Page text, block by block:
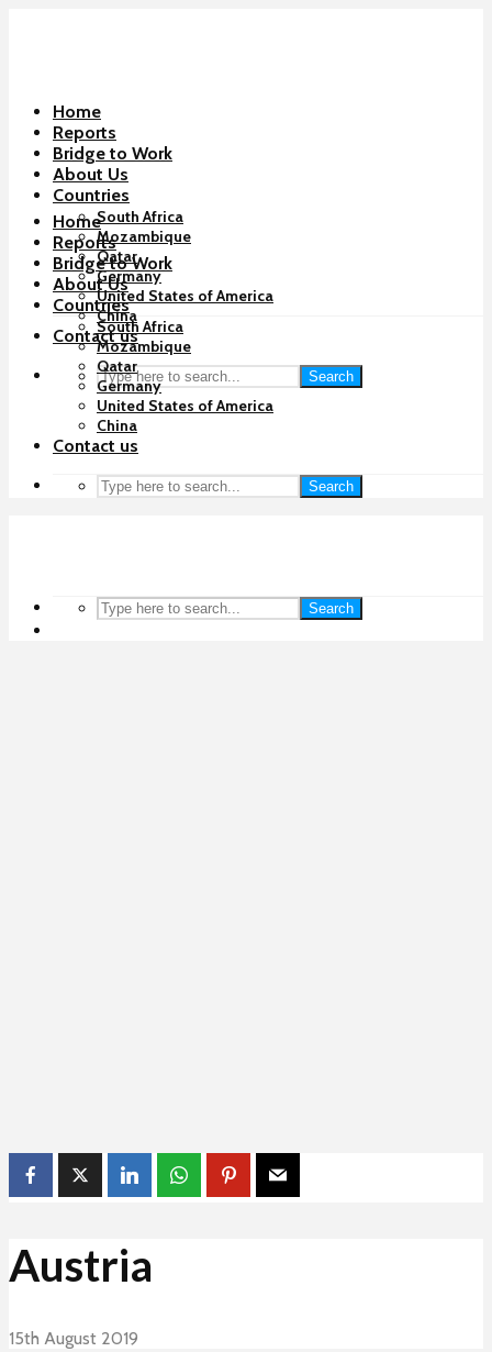
Home
Reports
Bridge to Work
About Us
Countries
South Africa
Mozambique
Qatar
Germany
United States of America
China
Contact us
Search
Home
Reports
Bridge to Work
About Us
Countries
South Africa
Mozambique
Qatar
Germany
United States of America
China
Contact us
Search
Search
Austria
15th August 2019